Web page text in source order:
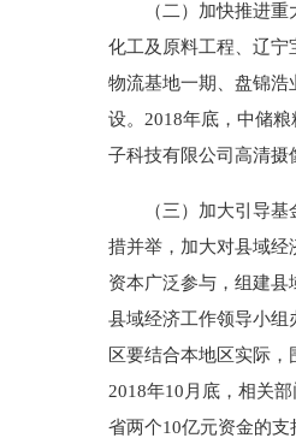
（二）加快推进重大
化工及原料工程、辽宁
物流基地一期、盘锦浩
设。2018年底，中储
子科技有限公司高清摄
（三）加大引导基金
措并举，加大对县域经
资本广泛参与，组建
县域经济工作领导小组
区要结合本地区实际
2018年10月底，相关
省两个10亿元资金的